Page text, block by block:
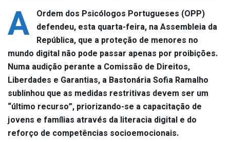
A Ordem dos Psicólogos Portugueses (OPP)
defendeu, esta quarta-feira, na Assembleia da
República, que a proteção de menores no
mundo digital não pode passar apenas por proibições.
Numa audição perante a Comissão de Direitos,
Liberdades e Garantias, a Bastonária Sofia Ramalho
sublinhou que as medidas restritivas devem ser um
“último recurso”, priorizando-se a capacitação de
jovens e famílias através da literacia digital e do
reforço de competências socioemocionais.